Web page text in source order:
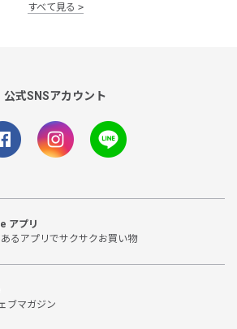
すべて見る
公式SNSアカウント
アプリ
るアプリでサクサクお買い物
ブマガジン